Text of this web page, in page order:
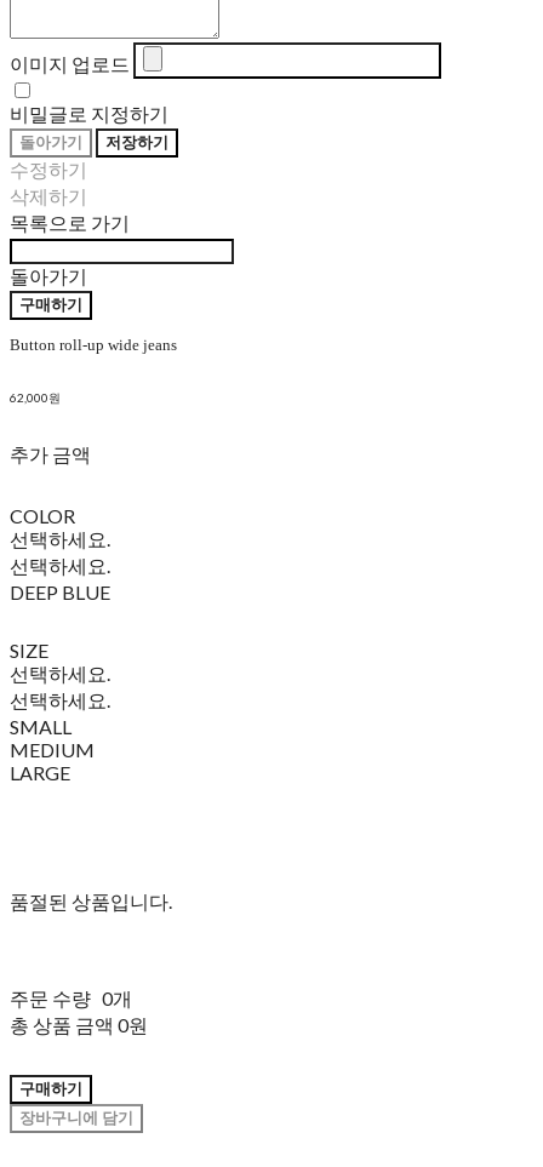
이미지 업로드
비밀글로 지정하기
돌아가기 저장하기
수정하기
삭제하기
목록으로 가기
돌아가기
구매하기
Button roll-up wide jeans
62,000원
추가 금액
COLOR
선택하세요.
선택하세요.
DEEP BLUE
SIZE
선택하세요.
선택하세요.
SMALL
MEDIUM
LARGE
품절된 상품입니다.
주문 수량 0개
총 상품 금액 0원
구매하기
장바구니에 담기